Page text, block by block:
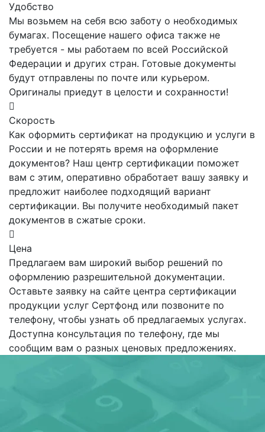
Удобство
Мы возьмем на себя всю заботу о необходимых
бумагах. Посещение нашего офиса также не
требуется - мы работаем по всей Российской
Федерации и других стран. Готовые документы
будут отправлены по почте или курьером.
Оригиналы приедут в целости и сохранности!
Скорость
Как оформить сертификат на продукцию и услуги в
России и не потерять время на оформление
документов? Наш центр сертификации поможет
вам с этим, оперативно обработает вашу заявку и
предложит наиболее подходящий вариант
сертификации. Вы получите необходимый пакет
документов в сжатые сроки.
Цена
Предлагаем вам широкий выбор решений по
оформлению разрешительной документации.
Оставьте заявку на сайте центра сертификации
продукции услуг Сертфонд или позвоните по
телефону, чтобы узнать об предлагаемых услугах.
Доступна консультация по телефону, где мы
сообщим вам о разных ценовых предложениях.